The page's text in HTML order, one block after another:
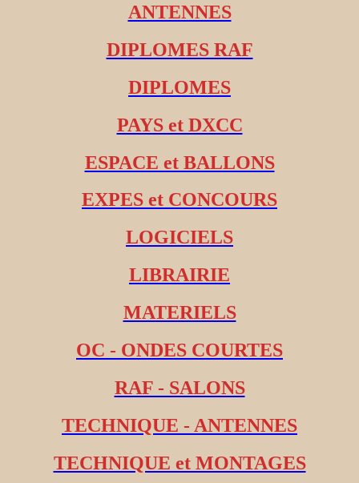
ANTENNES
DIPLOMES RAF
DIPLOMES
PAYS et DXCC
ESPACE et BALLONS
EXPES et CONCOURS
LOGICIELS
LIBRAIRIE
MATERIELS
OC - ONDES COURTES
RAF - SALONS
TECHNIQUE - ANTENNES
TECHNIQUE et MONTAGES